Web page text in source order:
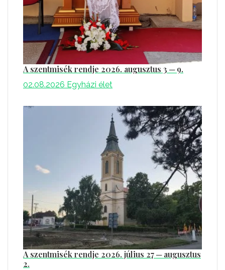
A szentmisék rendje 2026. augusztus 3 ─ 9.
02.08.2026 Egyházi élet
A szentmisék rendje 2026. július 27 ─ augusztus
2.